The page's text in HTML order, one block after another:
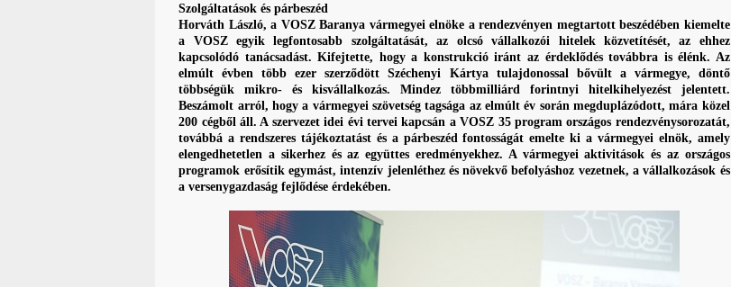
Szolgáltatások és párbeszéd
Horváth László, a VOSZ Baranya vármegyei elnöke a rendezvényen megtartott beszédében kiemelte
a VOSZ egyik legfontosabb szolgáltatását, az olcsó vállalkozói hitelek közvetítését, az ehhez
kapcsolódó tanácsadást. Kifejtette, hogy a konstrukció iránt az érdeklődés továbbra is élénk. Az
elmúlt évben több ezer szerződött Széchenyi Kártya tulajdonossal bővült a vármegye, döntő
többségük mikro- és kisvállalkozás. Mindez többmilliárd forintnyi hitelkihelyezést jelentett.
Beszámolt arról, hogy a vármegyei szövetség tagsága az elmúlt év során megduplázódott, mára közel
200 cégből áll. A szervezet idei évi tervei kapcsán a VOSZ 35 program országos rendezvénysorozatát,
továbbá a rendszeres tájékoztatást és a párbeszéd fontosságát emelte ki a vármegyei elnök, amely
elengedhetetlen a sikerhez és az együttes eredményekhez. A vármegyei aktivitások és az országos
programok erősítik egymást, intenzív jelenléthez és növekvő befolyáshoz vezetnek, a vállalkozások és
a versenygazdaság fejlődése érdekében.